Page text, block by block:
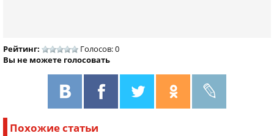
Рейтинг:
Голосов: 0
Вы не можете голосовать
Похожие статьи